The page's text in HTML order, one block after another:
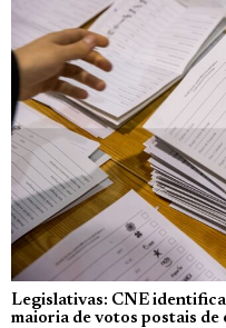
Legislativas: CNE
maioria de votos postais de